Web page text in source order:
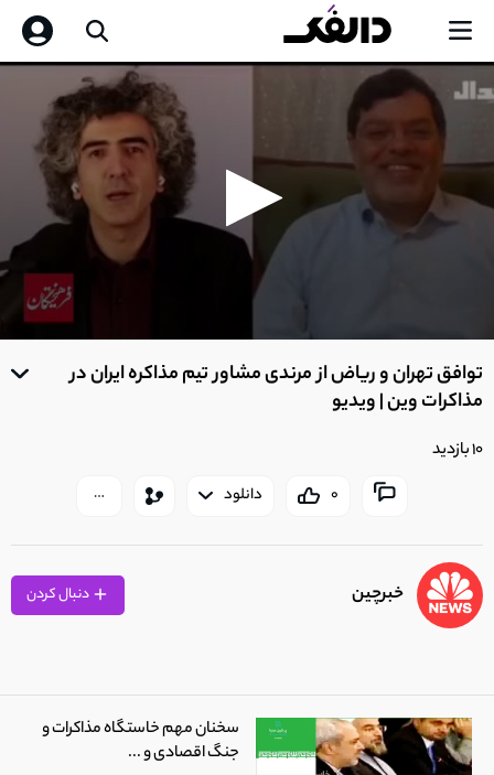
0
of
توافق تهران و ریاض از مرندی مشاور تیم مذاکره ایران در
مذاکرات وین | ویدیو
10 بازدید
0 دانلود
خبرچین
سخنان مهم خاستگاه مذاکرات و
جنگ اقصادی و ...